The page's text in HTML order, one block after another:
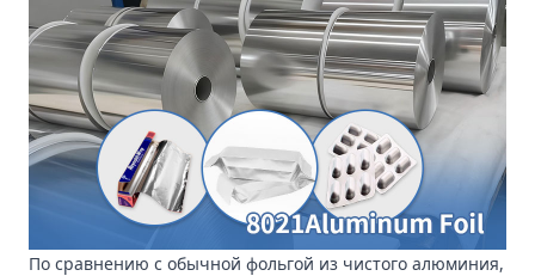
По сравнению с обычной фольгой из чистого алюминия,